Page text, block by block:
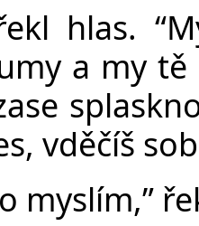
hlas.
a my
vděčíš
myslím,”